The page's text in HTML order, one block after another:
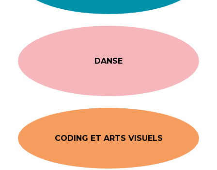
DANSE
CODING ET ARTS VISUELS